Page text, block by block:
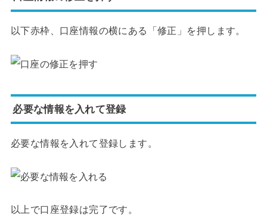
以下赤枠、口座情報の横にある「修正」を押します。
必要な情報を入れて登録
必要な情報を入れて登録します。
以上で口座登録は完了です。